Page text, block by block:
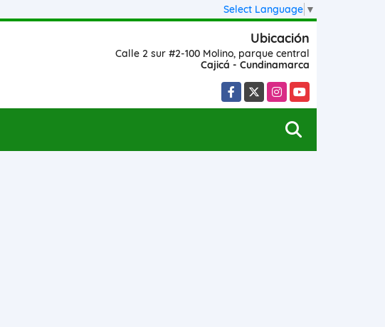
Select Language ▼
Ubicación
Calle 2 sur #2-100 Molino, parque central
Cajicá - Cundinamarca
Facebook
X Instagram
YouTube